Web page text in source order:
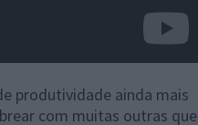
produtividade ainda mais
com muitas outras que